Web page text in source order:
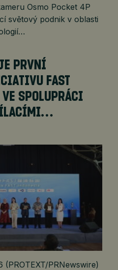
Osmo Pocket 4P
světový podnik v oblasti
PRVNÍ
FAST
SPOLUPRÁCI
PRNewswire)